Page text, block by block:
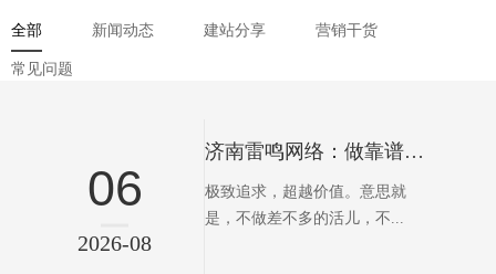
全部 新闻动态 建站分享 营销干货
常见问题
06
2026-08
济南雷鸣网络：做靠谱的互联网服务
极致追求，超越价值。意思就
是，不做差不多的活儿，不...